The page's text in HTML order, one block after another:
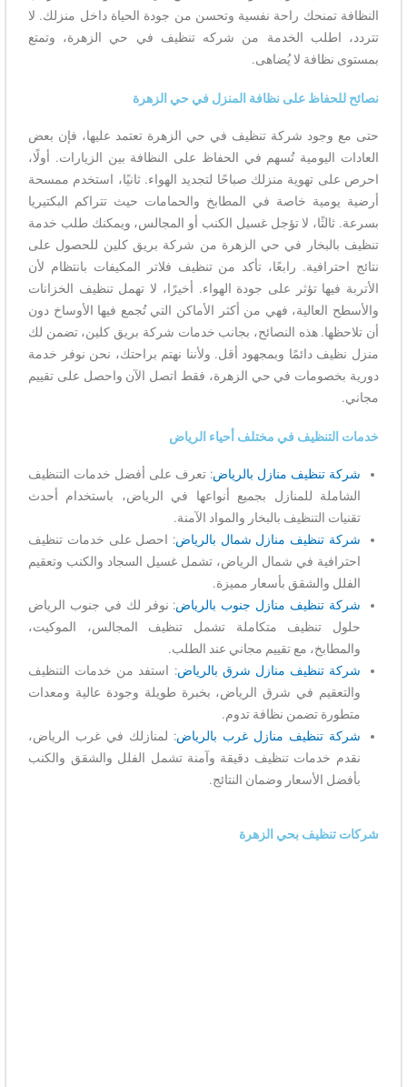
النظافة تمنحك راحة نفسية وتحسن من جودة الحياة داخل منزلك. لا
تتردد، اطلب الخدمة من شركه تنظيف في حي الزهرة، وتمتع
بمستوى نظافة لا يُضاهى.
نصائح للحفاظ على نظافة المنزل في حي الزهرة
حتى مع وجود شركة تنظيف في حي الزهرة تعتمد عليها، فإن بعض
العادات اليومية تُسهم في الحفاظ على النظافة بين الزيارات. أولًا،
احرص على تهوية منزلك صباحًا لتجديد الهواء. ثانيًا، استخدم ممسحة
أرضية يومية خاصة في المطابخ والحمامات حيث تتراكم البكتيريا
بسرعة. ثالثًا، لا تؤجل غسيل الكنب أو المجالس، ويمكنك طلب خدمة
تنظيف بالبخار في حي الزهرة من شركة بريق كلين للحصول على
نتائج احترافية. رابعًا، تأكد من تنظيف فلاتر المكيفات بانتظام لأن
الأتربة فيها تؤثر على جودة الهواء. أخيرًا، لا تهمل تنظيف الخزانات
والأسطح العالية، فهي من أكثر الأماكن التي تُجمع فيها الأوساخ دون
أن تلاحظها. هذه النصائح، بجانب خدمات شركة بريق كلين، تضمن لك
منزل نظيف دائمًا وبمجهود أقل. ولأننا نهتم براحتك، نحن نوفر خدمة
دورية بخصومات في حي الزهرة، فقط اتصل الآن واحصل على تقييم
مجاني.
خدمات التنظيف في مختلف أحياء الرياض
شركة تنظيف منازل بالرياض: تعرف على أفضل خدمات التنظيف
الشاملة للمنازل بجميع أنواعها في الرياض، باستخدام أحدث
تقنيات التنظيف بالبخار والمواد الآمنة.
شركة تنظيف منازل شمال بالرياض: احصل على خدمات تنظيف
احترافية في شمال الرياض، تشمل غسيل السجاد والكنب وتعقيم
الفلل والشقق بأسعار مميزة.
شركة تنظيف منازل جنوب بالرياض: نوفر لك في جنوب الرياض
حلول تنظيف متكاملة تشمل تنظيف المجالس، الموكيت،
والمطابخ، مع تقييم مجاني عند الطلب.
شركة تنظيف منازل شرق بالرياض: استفد من خدمات التنظيف
والتعقيم في شرق الرياض، بخبرة طويلة وجودة عالية ومعدات
متطورة تضمن نظافة تدوم.
شركة تنظيف منازل غرب بالرياض: لمنازلك في غرب الرياض،
نقدم خدمات تنظيف دقيقة وآمنة تشمل الفلل والشقق والكنب
بأفضل الأسعار وضمان النتائج.
شركات تنظيف بحي الزهرة